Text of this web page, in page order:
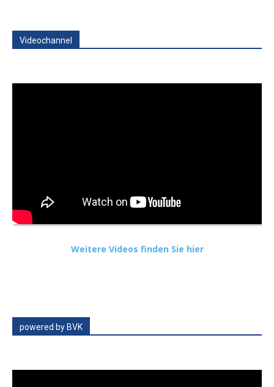
Videochannel
Weitere Videos finden Sie hier
powered by BVK